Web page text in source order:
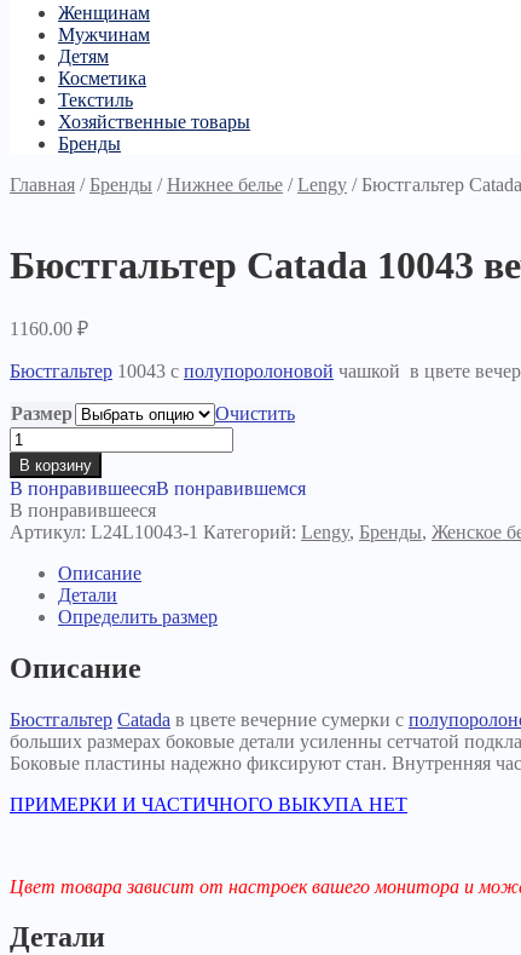
Женщинам
Мужчинам
Детям
Косметика
Текстиль
Хозяйственные товары
Бренды
Главная /Бренды /Нижнее белье /Lengy /Бюстгальтер
Бюстгальтер Catada 10043
1160.00 ₽
Бюстгальтер 10043 с полупоролоновой чашкой в цвете
Размер
Очистить
Количество
товара
Бюстгальтер
Catada
10043
вечерние
сумерки
В корзину
В понравившеесяВ понравившемся
В понравившееся
Артикул: L24L10043-1 Категорий: Lengy, Бренды, Женское
Описание
Детали
Определить размер
Описание
Бюстгальтер Catada в цвете вечерние сумерки с
больших размерах боковые детали усиленны сетчатой
Боковые пластины надежно фиксируют стан. Внутренняя
ПРИМЕРКИ И ЧАСТИЧНОГО ВЫКУПА НЕТ
Цвет товара зависит от настроек вашего монитора и
Детали